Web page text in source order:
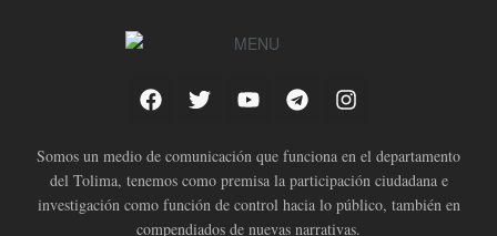
Somos un medio de comunicación que funciona en el departamento
del Tolima, tenemos como premisa la participación ciudadana e
investigación como función de control hacia lo público, también en
compendiados de nuevas narrativas.